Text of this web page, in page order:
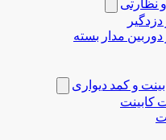
نظارتی
مدار بسته
و کمد دیواری
کابینت